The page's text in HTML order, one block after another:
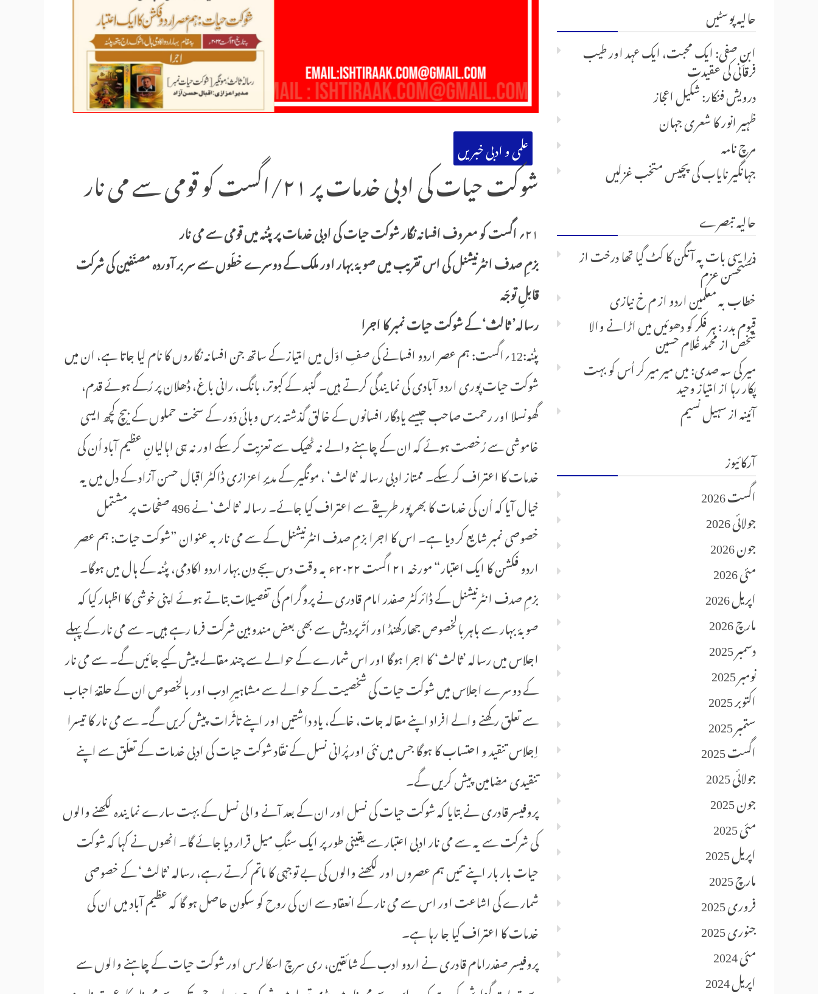
علمی و ادبی خبریں
شوکت حیات کی ادبی خدمات پر ٢١/اگست کو قومی سے می نار
٢١؍ اگست کو معروف افسانہ نگار شوکت حیات کی ادبی خدمات پر پٹنہ میں قومی سے می نار
بزمِ صدف انٹرنیشنل کی اس تقریب میں صوبۂ بہار اور ملک کے دوسرے خطّوں سے سر بر آوردہ مصنّفین کی شرکت
قابلِ توجّہ
رسالہ’ ثالث‘ کے شوکت حیات نمبر کا اجرا
پٹنہ:12؍اگست: ہم عصر اردو افسانے کی صفِ اوّل میں امتیاز کے ساتھ جن افسانہ نگاروں کا نام لیا جاتا ہے، ان میں
شوکت حیات پوری اردو آبادی کی نمایندگی کرتے ہیں۔ گنبد کے کبوتر، بانگ، رانی باغ، ڈھلان پر رُکے ہوئے قدم،
گھونسلا اور رحمت صاحب جیسے یادگار افسانوں کے خالق گذشتہ برس وبائی دَور کے سخت حملوں کے بیچ کچھ ایسی
خاموشی سے رُخصت ہوئے کہ ان کے چاہنے والے نہ ٹھیک سے تعزیت کر سکے اور نہ ہی اہالیانِ عظیم آباد اُن کی
خدمات کا اعتراف کر سکے۔ ممتاز ادبی رسالہ ’ثالث‘ ، مونگیر کے مدیرِ اعزازی ڈاکٹر اقبال حسن آزاد کے دل میں یہ
خیال آیا کہ اُن کی خدمات کا بھرپور طریقے سے اعتراف کیا جائے۔ رسالہ ’ثالث‘ نے 496 صفحات پر مشتمل
خصوصی نمبر شایع کر دیا ہے۔ اس کا اجرا بزمِ صدف انٹرنیشنل کے سے می نار بہ عنوان ”شوکت حیات: ہم عصر
اردو فکشن کا ایک اعتبار“ مورخہ ٢١ اگست ٢٠٢٢ء بہ وقت دس بجے دن بہار اردو اکادمی، پٹنہ کے ہال میں ہوگا۔
بزمِ صدف انٹرنیشنل کے ڈائرکٹر صفدر امام قادری نے پروگرام کی تفصیلات بتاتے ہوئے اپنی خوشی کا اظہار کیا کہ
صوبۂ بہار سے باہر بالخصوص جھارکھنڈ اور اُتّرپردیش سے بھی بعض مندوبین شرکت فرما رہے ہیں۔ سے می نار کے پہلے
اجلاس میں رسالہ ’ثالث‘ کا اجرا ہوگا اور اس شمارے کے حوالے سے چند مقالے پیش کیے جائیں گے۔ سے می نار
کے دوسرے اجلاس میں شوکت حیات کی شخصیت کے حوالے سے مشاہیرِ ادب اور بالخصوص ان کے حلقۂ احباب
سے تعلق رکھنے والے افراد اپنے مقالہ جات، خاکے، یاد داشتیں اور اپنے تاثّرات پیش کریں گے۔ سے می نار کا تیسرا
اِجلاس تنقید و احتساب کا ہوگا جس میں نئی اور پُرانی نسل کے نقّاد شوکت حیات کی ادبی خدمات کے تعلّق سے اپنے
تنقیدی مضامین پیش کریں گے۔
پروفیسر قادری نے بتایا کہ شوکت حیات کی نسل اور ان کے بعد آنے والی نسل کے بہت سارے نمایندہ لکھنے والوں
کی شرکت سے یہ سے می نار ادبی اعتبار سے یقینی طور پر ایک سنگِ میل قرار دیا جائے گا۔ انھوں نے کہا کہ شوکت
حیات بار بار اپنے تئیں ہم عصروں اور لکھنے والوں کی بے توجہی کا ماتم کرتے رہے، رسالہ ’ثالث‘ کے خصوصی
شمارے کی اشاعت اور اس سے می نار کے انعقاد سے ان کی روح کو سکون حاصل ہو گا کہ عظیم آباد میں ان کی
خدمات کا اعتراف کیا جا رہا ہے۔
پروفیسر صفدرامام قادری نے اردو ادب کے شائقین، ری سرچ اسکالرس اور شوکت حیات کے چاہنے والوں سے
برائے:
حالیہ پوسٹیں
ابنِ صفی: ایک محبت، ایک عہد اور طیب
فرقانی کی عقیدت
درویش فنکار: شکیل اعجاز
ظہیر انور کا شعری جہان
مرچ نامہ
جہانگیر نایاب کی پچیس متخب غزلیں
حالیہ تبصرے
ذرا سی بات پہ آنگن کا کٹ گیا تھا درختاز
مستحسن عزم
خطاب بہ معلمین اردوازم خ نیازی
قیوم بدر : ہر فکر کو دھوئیں میں اڑانے والا
شخصازمحمد غُلام حسین
میر کی سہ صدی: میں میر میر کر اُس کو بہت
پکار رہاازامتیاز وحید
آئینہازسہیل نسیم
آرکائیوز
اگست 2026
جولائی 2026
جون 2026
مئی 2026
اپریل 2026
مارچ 2026
دسمبر 2025
نومبر 2025
اکتوبر 2025
ستمبر 2025
اگست 2025
جولائی 2025
جون 2025
مئی 2025
اپریل 2025
مارچ 2025
فروری 2025
جنوری 2025
مئی 2024
اپریل 2024